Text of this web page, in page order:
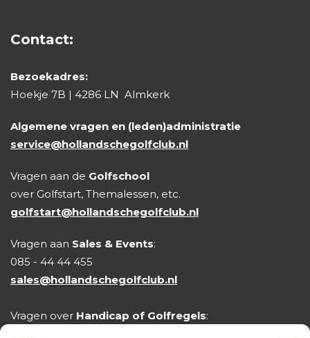
Contact:
Bezoekadres:
Hoekje 7B | 4286 LN Almkerk
Algemene vragen en (leden)administratie
service@hollandschegolfclub.nl
Vragen aan de Golfschool
over Golfstart, Themalessen, etc.
golfstart@hollandschegolfclub.nl
Vragen aan Sales & Events:
085 - 44 44 455
sales@hollandschegolfclub.nl
Vragen over Handicap of Golfregels: